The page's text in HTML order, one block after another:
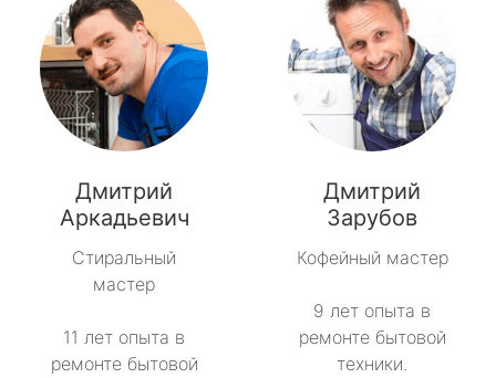
Дмитрий
Аркадьевич
Стиральный
мастер
11 лет опыта в
ремонте бытовой
Дмитрий
Зарубов
Кофейный мастер
9 лет опыта в
ремонте бытовой
техники.